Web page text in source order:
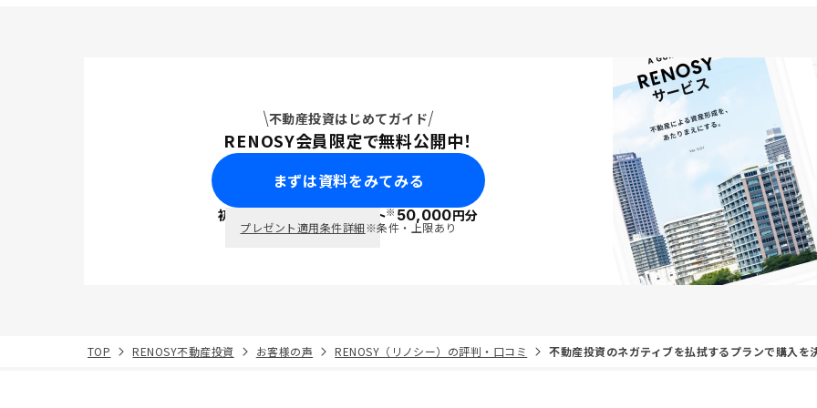
不動産投資はじめてガイド
RENOSY会員限定で無料公開中！
まずは資料をみてみる
初回面談で ポイント※50,000円分
プレゼント適用条件詳細※条件・上限あり
TOP RENOSY不動産投資 お客様の声 RENOSY（リノシー）の評判・口コミ 不動産投資のネガティブを払拭するプランで購入を